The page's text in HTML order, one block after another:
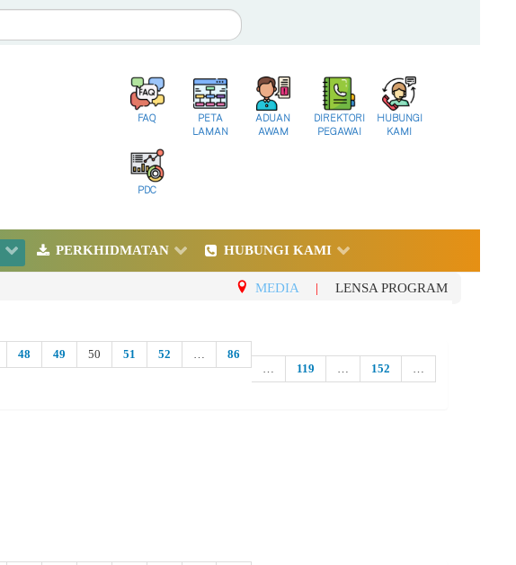
FAQ
PETA
LAMAN
ADUAN
AWAM
DIREKTORI
PEGAWAI
HUBUNGI
KAMI
PDC
PERKHIDMATAN HUBUNGI KAMI
MEDIA | LENSA PROGRAM
48 49 50 51 52
86
119 152